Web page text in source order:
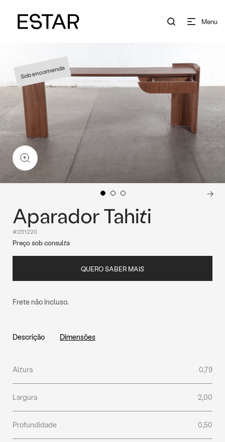
Menu
Sob encomenda
Aparador Tahiti
#251220
Preço sob consulta
QUERO SABER MAIS
Frete não incluso.
Descrição Dimensões
Altura 0,79
Largura 2,00
Profundidade 0,50